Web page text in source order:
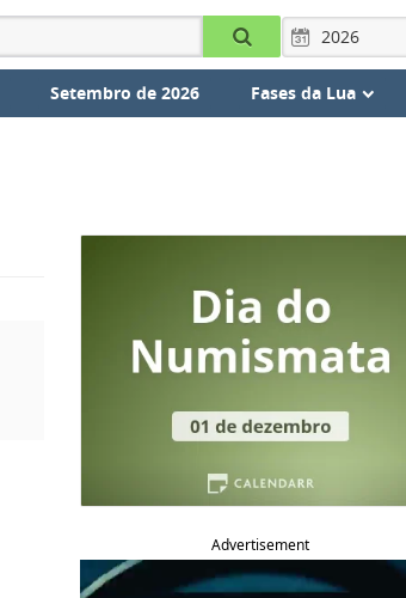
Setembro de 2026 Fases da Lua
Advertisement